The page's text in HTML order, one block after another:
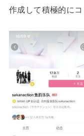
作成して積極的に